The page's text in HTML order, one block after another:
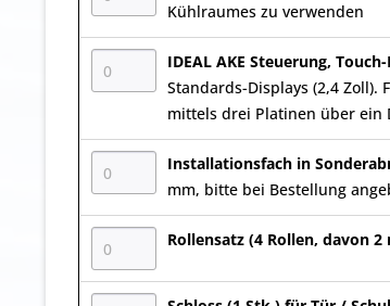
Kühlraumes zu verwenden
IDEAL AKE Steuerung,
Standards-Displays (2,4
mittels drei Platinen über ein
Installationsfach in
mm, bitte bei Bestellung
Rollensatz (4 Rollen, davon